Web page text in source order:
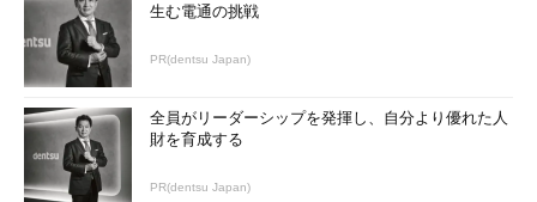
生む電通の挑戦
PR(dentsu Japan)
全員がリーダーシップを発揮し、自分より優れた人
財を育成する
PR(dentsu Japan)